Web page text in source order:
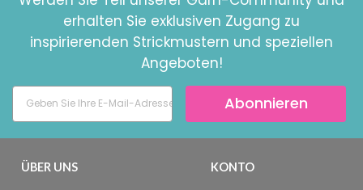
erhalten Sie exklusiven Zugang zu
inspirierenden Strickmustern und speziellen
Angeboten!
Abonnieren
ÜBER UNS KONTO